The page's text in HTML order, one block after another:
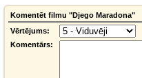
Komentēt filmu "Djego Maradona"
Vērtējums:
Komentārs: